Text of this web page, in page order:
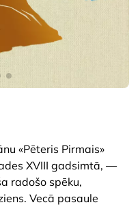
«Pēteris Pirmais»
XVIII gadsimtā, —
radošo spēku,
Vecā pasaule